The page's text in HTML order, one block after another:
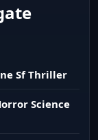
Sf Thriller
Science